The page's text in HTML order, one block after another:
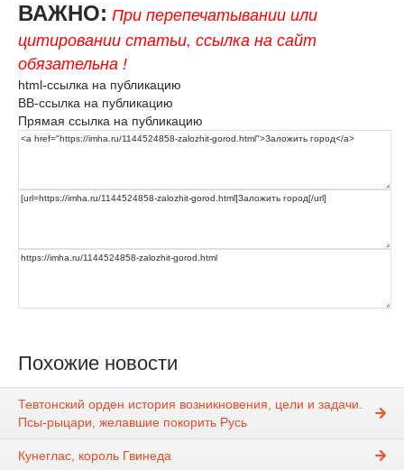
ВАЖНО: При перепечатывании или
цитировании статьи, ссылка на сайт
обязательна !
html-ссылка на публикацию
BB-ссылка на публикацию
Прямая ссылка на публикацию
Похожие новости
Тевтонский орден история возникновения, цели и задачи.
Псы-рыцари, желавшие покорить Русь
Кунеглас, король Гвинеда